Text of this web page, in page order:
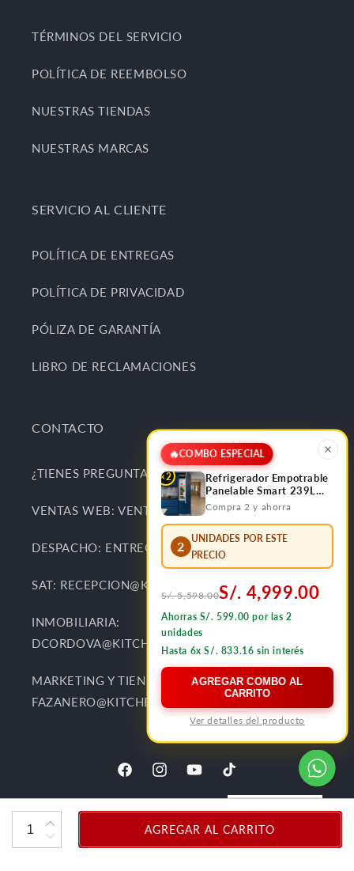
AGREGAR AL CARRITO
TÉRMINOS DEL SERVICIO
POLÍTICA DE REEMBOLSO
NUESTRAS TIENDAS
NUESTRAS MARCAS
SERVICIO AL CLIENTE
POLÍTICA DE ENTREGAS
POLÍTICA DE PRIVACIDAD
PÓLIZA DE GARANTÍA
LIBRO DE RECLAMACIONES
CONTACTO
¿TIENES PREGUNTAS Y SUGERENCIAS?
VENTAS WEB: VENTAS@KITCHENCENTER.PE
DESPACHO: ENTREGAS@KITCHENCENTER.PE
SAT: RECEPCION@KITCHENCENTER.PE
INMOBILIARIA:
DCORDOVA@KITCHENCENTER.PE
MARKETING Y TIENDAS:
FAZANERO@KITCHENCENTER.PE
🔥COMBO ESPECIAL
×2
Refrigerador Empotrable
Panelable Smart 239L
Bottom Frezzer FDV
Compra 2 y ahorra
2
UNIDADES POR ESTE
PRECIO
S/. 5,598.00S/. 4,999.00
Ahorras S/. 599.00 por las 2
unidades
Hasta 6x S/. 833.16 sin interés
AGREGAR COMBO AL
CARRITO
Ver detalles del producto